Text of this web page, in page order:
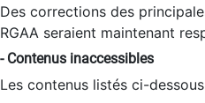
Des corrections des
RGAA seraient maintenant
- Contenus inaccessibles
Les contenus listés ci-